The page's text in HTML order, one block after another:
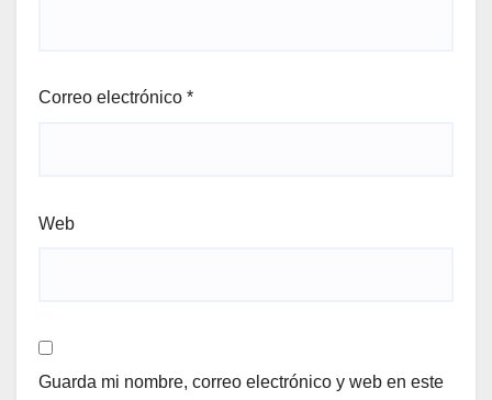
Correo electrónico *
Web
Guarda mi nombre, correo electrónico y web en este